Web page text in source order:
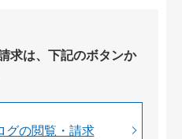
求は、下記のボタンか
グの閲覧・請求